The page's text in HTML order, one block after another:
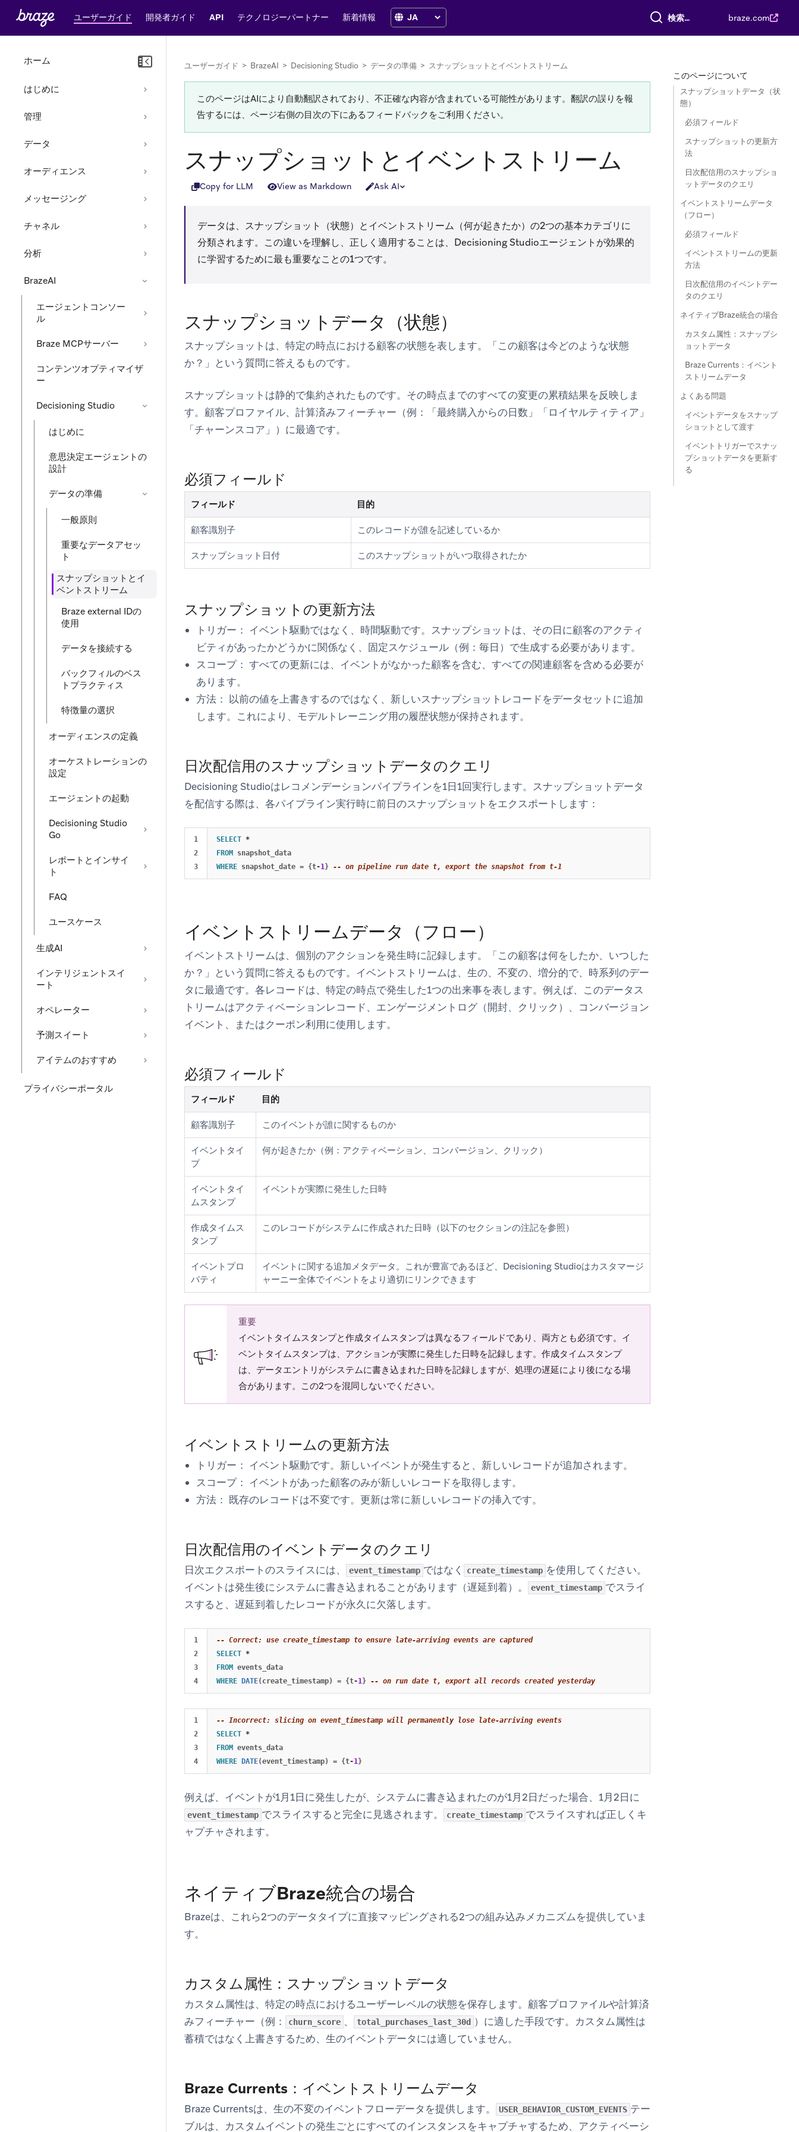
ユーザーガイド 開発者ガイド API テクノロジーパートナー 新着情報 すべて検索 braze.com
ホーム
はじめに
管理
データ
オーディエンス
メッセージング
チャネル
分析
BrazeAI
エージェントコンソー
ル
Braze MCPサーバー
コンテンツオプティマイザ
ー
Decisioning Studio
はじめに
意思決定エージェントの
設計
データの準備
一般原則
重要なデータアセッ
ト
スナップショットとイ
ベントストリーム
Braze external IDの
使用
データを接続する
バックフィルのベス
トプラクティス
特徴量の選択
オーディエンスの定義
オーケストレーションの
設定
エージェントの起動
Decisioning Studio
Go
レポートとインサイ
ト
FAQ
ユースケース
生成AI
インテリジェントスイ
ート
オペレーター
予測スイート
アイテムのおすすめ
プライバシーポータル
ユーザーガイド > BrazeAI > Decisioning Studio > データの準備 > スナップショットとイベントストリーム
このページはAIにより自動翻訳されており、不正確な内容が含まれている可能性があります。翻訳の誤りを報
告するには、ページ右側の目次の下にあるフィードバックをご利用ください。
スナップショットとイベントストリーム
Copy for LLM View as Markdown Ask AI
データは、スナップショット（状態）とイベントストリーム（何が起きたか）の2つの基本カテゴリに
分類されます。この違いを理解し、正しく適用することは、Decisioning Studioエージェントが効果的
に学習するために最も重要なことの1つです。
スナップショットデータ（状態）
スナップショットは、特定の時点における顧客の状態を表します。「この顧客は今どのような状態
か？」という質問に答えるものです。
スナップショットは静的で集約されたものです。その時点までのすべての変更の累積結果を反映しま
す。顧客プロファイル、計算済みフィーチャー（例：「最終購入からの日数」「ロイヤルティティア」
「チャーンスコア」）に最適です。
必須フィールド
フィールド 目的
顧客識別子 このレコードが誰を記述しているか
スナップショット日付 このスナップショットがいつ取得されたか
スナップショットの更新方法
トリガー： イベント駆動ではなく、時間駆動です。スナップショットは、その日に顧客のアクティ
ビティがあったかどうかに関係なく、固定スケジュール（例：毎日）で生成する必要があります。
スコープ： すべての更新には、イベントがなかった顧客を含む、すべての関連顧客を含める必要が
あります。
方法： 以前の値を上書きするのではなく、新しいスナップショットレコードをデータセットに追加
します。これにより、モデルトレーニング用の履歴状態が保持されます。
日次配信用のスナップショットデータのクエリ
Decisioning Studioはレコメンデーションパイプラインを1日1回実行します。スナップショットデータ
を配信する際は、各パイプライン実行時に前日のスナップショットをエクスポートします：
1
2
SELECT *
FROM
snapshot_data
WHERE snapshot_date = {t-1} -- on pipeline run date t, export the snapshot from t-1
イベントストリームデータ（フロー）
イベントストリームは、個別のアクションを発生時に記録します。「この顧客は何をしたか、いつした
か？」という質問に答えるものです。イベントストリームは、生の、不変の、増分的で、時系列のデー
タに最適です。各レコードは、特定の時点で発生した1つの出来事を表します。例えば、このデータス
トリームはアクティベーションレコード、エンゲージメントログ（開封、クリック）、コンバージョン
イベント、またはクーポン利用に使用します。
必須フィールド
フィールド 目的
顧客識別子 このイベントが誰に関するものか
イベントタイ
プ
何が起きたか（例：アクティベーション、コンバージョン、クリック）
イベントタイ
ムスタンプ
イベントが実際に発生した日時
作成タイムス
タンプ
このレコードがシステムに作成された日時（以下のセクションの注記を参照）
イベントプロ
パティ
イベントに関する追加メタデータ。これが豊富であるほど、Decisioning Studioはカスタマージ
ャーニー全体でイベントをより適切にリンクできます
重要
イベントタイムスタンプと作成タイムスタンプは異なるフィールドであり、両方とも必須です。イ
ベントタイムスタンプは、アクションが実際に発生した日時を記録します。作成タイムスタンプ
は、データエントリがシステムに書き込まれた日時を記録しますが、処理の遅延により後になる場
合があります。この2つを混同しないでください。
イベントストリームの更新方法
トリガー： イベント駆動です。新しいイベントが発生すると、新しいレコードが追加されます。
スコープ： イベントがあった顧客のみが新しいレコードを取得します。
方法： 既存のレコードは不変です。更新は常に新しいレコードの挿入です。
日次配信用のイベントデータのクエリ
日次エクスポートのスライスには、 event_timestamp ではなく create_timestamp を使用してください。
イベントは発生後にシステムに書き込まれることがあります（遅延到着）。
event_timestamp でスライ
スすると、遅延到着したレコードが永久に欠落します。
1
2
3
-- Correct: use create_timestamp to ensure late-arriving events are captured
SELECT *
FROM events_data
WHERE
DATE( create_timestamp) = {t-1} -- on run date t, export all records created yesterday
1
2
3
-- Incorrect: slicing on event_timestamp will permanently lose late-arriving events
SELECT *
FROM events_data
WHERE
DATE(event_timestamp) = {t-1}
例えば、イベントが1月1日に発生したが、システムに書き込まれたのが1月2日だった場合、1月2日に
event_timestamp でスライスすると完全に見逃されます。 create_timestamp でスライスすれば正しくキ
ャプチャされます。
ネイティブBraze統合の場合
Brazeは、これら2つのデータタイプに直接マッピングされる2つの組み込みメカニズムを提供していま
す。
カスタム属性：スナップショットデータ
カスタム属性は、特定の時点におけるユーザーレベルの状態を保存します。顧客プロファイルや計算済
みフィーチャー（例：
churn_score 、 total_purchases_last_30d ）に適した手段です。カスタム属性は
蓄積ではなく上書きするため、生のイベントデータには適していません。
Braze Currents：イベントストリームデータ
Braze Currentsは、生の不変のイベントフローデータを提供します。 USER_BEHAVIOR_CUSTOM_EVENTS テー
ブルは、カスタムイベントの発生ごとにすべてのインスタンスをキャプチャするため、アクティベーシ
このページについて
スナップショットデータ（状
態）
必須フィールド
スナップショットの更新方
法
日次配信用のスナップショ
ットデータのクエリ
イベントストリームデータ
（フロー）
必須フィールド
イベントストリームの更新
方法
日次配信用のイベントデー
タのクエリ
ネイティブBraze統合の場合
カスタム属性：スナップシ
ョットデータ
Braze Currents：イベント
ストリームデータ
よくある問題
イベントデータをスナップ
ショットとして渡す
イベントトリガーでスナッ
プショットデータを更新す
る